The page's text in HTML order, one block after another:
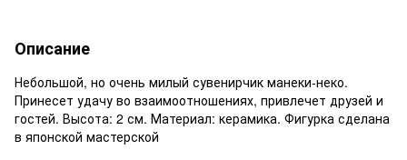
Описание
Небольшой, но очень милый сувенирчик манеки-неко.
Принесет удачу во взаимоотношениях, привлечет друзей и
гостей. Высота: 2 см. Материал: керамика. Фигурка сделана
в японской мастерской